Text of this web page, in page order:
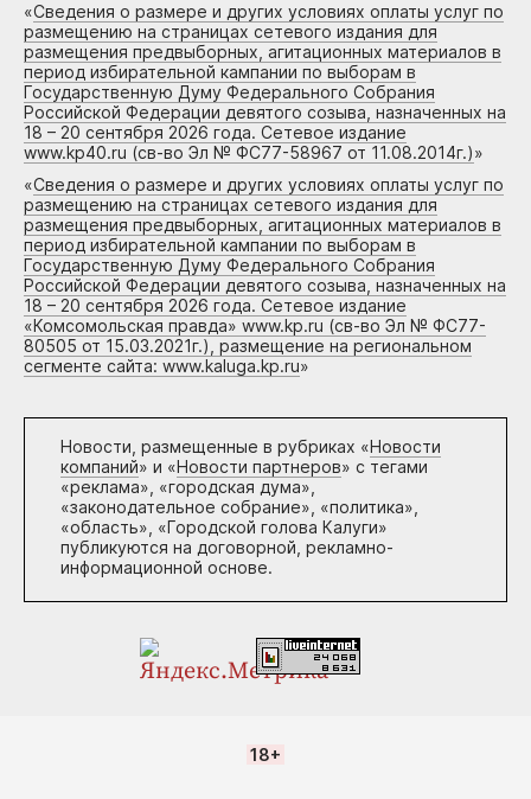
«Сведения о размере и других условиях оплаты услуг по
размещению на страницах сетевого издания для
размещения предвыборных, агитационных материалов в
период избирательной кампании по выборам в
Государственную Думу Федерального Собрания
Российской Федерации девятого созыва, назначенных на
18 – 20 сентября 2026 года. Сетевое издание
www.kp40.ru (св-во Эл № ФС77-58967 от 11.08.2014г.)»
«Сведения о размере и других условиях оплаты услуг по
размещению на страницах сетевого издания для
размещения предвыборных, агитационных материалов в
период избирательной кампании по выборам в
Государственную Думу Федерального Собрания
Российской Федерации девятого созыва, назначенных на
18 – 20 сентября 2026 года. Сетевое издание
«Комсомольская правда» www.kp.ru (св-во Эл № ФС77-
80505 от 15.03.2021г.), размещение на региональном
сегменте сайта: www.kaluga.kp.ru»
Новости, размещенные в рубриках «Новости
компаний» и «Новости партнеров» с тегами
«реклама», «городская дума»,
«законодательное собрание», «политика»,
«область», «Городской голова Калуги»
публикуются на договорной, рекламно-
информационной основе.
18+